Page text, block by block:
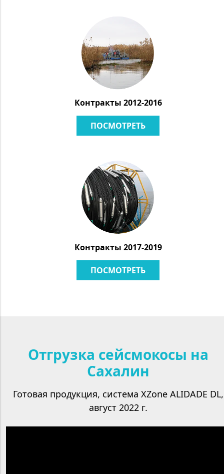
Контракты 2012-2016
ПОСМОТРЕТЬ
Контракты 2017-2019
ПОСМОТРЕТЬ
Отгрузка сейсмокосы на
Сахалин
Готовая продукция, система XZone ALIDADE DL,
август 2022 г.